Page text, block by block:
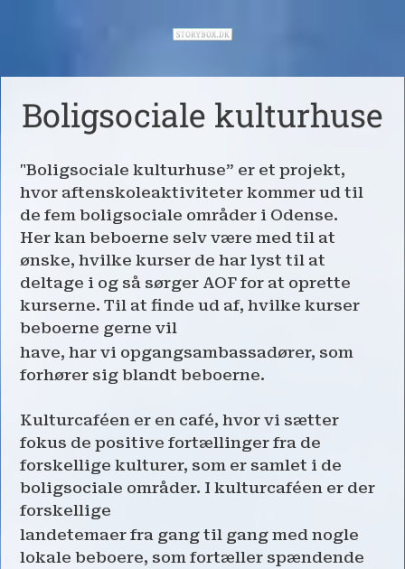
Boligsociale kulturhuse
"Boligsociale kulturhuse” er et projekt,
hvor aftenskoleaktiviteter kommer ud til
de fem boligsociale områder i Odense.
Her kan beboerne selv være med til at
ønske, hvilke kurser de har lyst til at
deltage i og så sørger AOF for at oprette
kurserne. Til at finde ud af, hvilke kurser
beboerne gerne vil
have, har vi opgangsambassadører, som
forhører sig blandt beboerne.
Kulturcaféen er en café, hvor vi sætter
fokus de positive fortællinger fra de
forskellige kulturer, som er samlet i de
boligsociale områder. I kulturcaféen er der
forskellige
landetemaer fra gang til gang med nogle
lokale beboere, som fortæller spændende